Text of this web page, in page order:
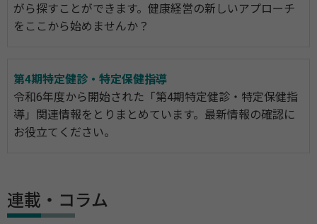
がら探すことができます。健康経営の新しいアプローチ
をここから始めませんか？
第4期特定健診・特定保健指導
令和6年度から開始された「第4期特定健診・特定保健指
導」関連情報をとりまとめています。最新情報の確認に
お役立てください。
連載・コラム